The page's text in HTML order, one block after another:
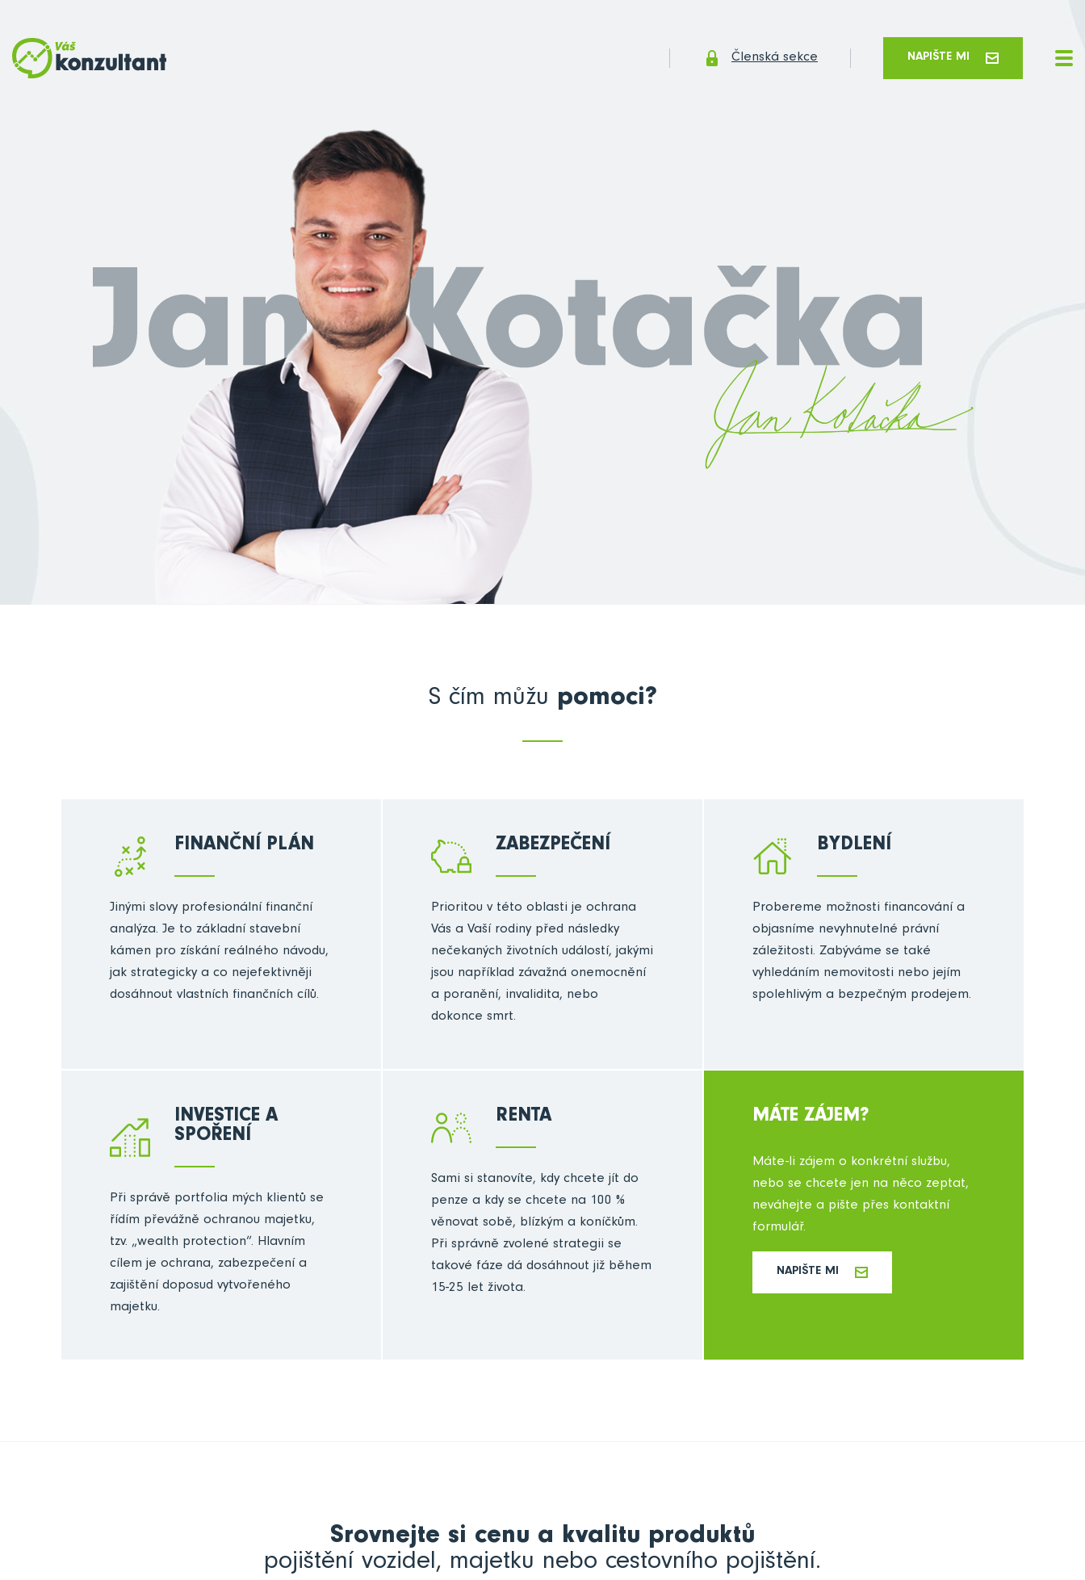
Členská sekce NAPIŠTE MI
S čím můžu pomoci?
FINANČNÍ PLÁN
Jinými slovy profesionální finanční
analýza. Je to základní stavební
kámen pro získání reálného návodu,
jak strategicky a co nejefektivněji
dosáhnout vlastních finančních cílů.
ZABEZPEČENÍ
Prioritou v této oblasti je ochrana
Vás a Vaší rodiny před následky
nečekaných životních událostí, jakými
jsou například závažná onemocnění
a poranění, invalidita, nebo
dokonce smrt.
BYDLENÍ
Probereme možnosti financování a
objasníme nevyhnutelné právní
záležitosti. Zabýváme se také
vyhledáním nemovitosti nebo jejím
spolehlivým a bezpečným prodejem.
INVESTICE A
SPOŘENÍ
Při správě portfolia mých klientů se
řídím převážně ochranou majetku,
tzv. „wealth protection“. Hlavním
cílem je ochrana, zabezpečení a
zajištění doposud vytvořeného
majetku.
RENTA
Sami si stanovíte, kdy chcete jít do
penze a kdy se chcete na 100 %
věnovat sobě, blízkým a koníčkům.
Při správně zvolené strategii se
takové fáze dá dosáhnout již během
15-25 let života.
MÁTE ZÁJEM?
Máte-li zájem o konkrétní službu,
nebo se chcete jen na něco zeptat,
neváhejte a pište přes kontaktní
formulář.
NAPIŠTE MI
Srovnejte si cenu a kvalitu produktů
pojištění vozidel, majetku nebo cestovního pojištění.